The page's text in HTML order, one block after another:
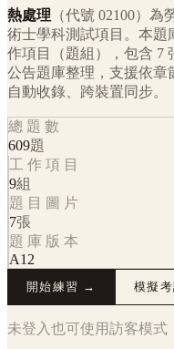
熱處理 （代號 02100） 為
術士學科測試項目。本題
作項目（題組），包含 7
公告題庫整理，支援依章
自動收錄、跨裝置同步。
總題數
609題
工作項目
9組
題目圖片
7張
題庫版本
A12
開始練習 → 模擬
未登入也可使用訪客模式